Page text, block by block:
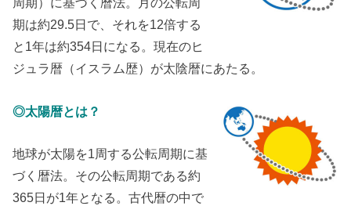
期は約29.5日で、それを12倍する
と1年は約354日になる。現在のヒ
ジュラ暦（イスラム歴）が太陰暦にあたる。
◎太陽暦とは？
地球が太陽を1周する公転周期に基
づく暦法。その公転周期である約
365日が1年となる。古代暦の中で